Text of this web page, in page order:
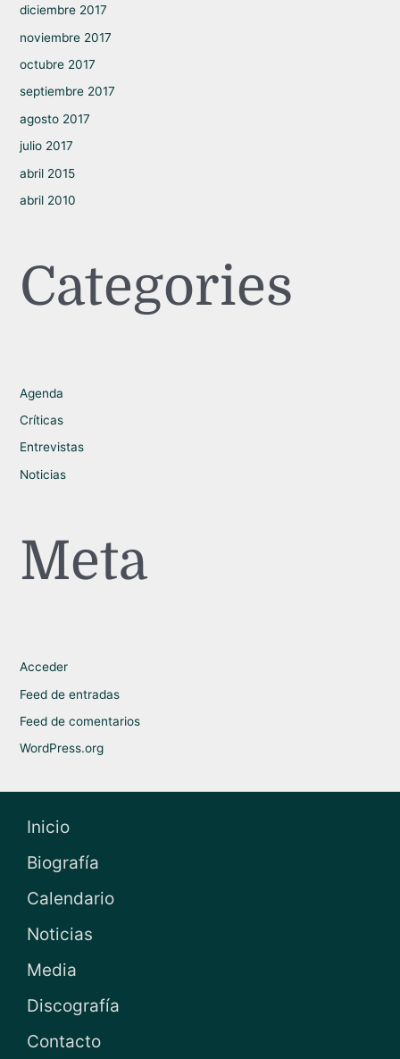
diciembre 2017
noviembre 2017
octubre 2017
septiembre 2017
agosto 2017
julio 2017
abril 2015
abril 2010
Categories
Agenda
Críticas
Entrevistas
Noticias
Meta
Acceder
Feed de entradas
Feed de comentarios
WordPress.org
Inicio
Biografía
Calendario
Noticias
Media
Discografía
Contacto